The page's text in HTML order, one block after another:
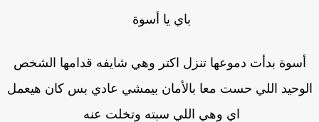
باي يا أسوة
أسوة بدأت دموعها تنزل اكتر وهي شايفه قدامها الشخص
اللي حست معا بالأمان بيمشي عادي بس كان هيعمل
اي وهي اللي سبته وتخلت عنه